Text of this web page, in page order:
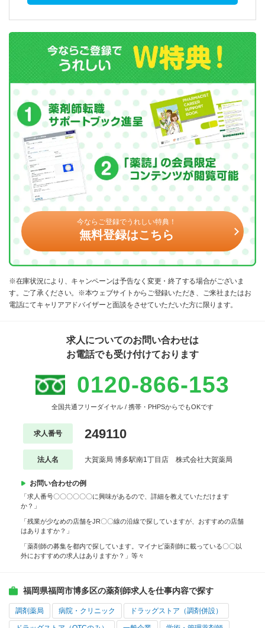
今ならご登録でうれしい特典！
無料登録はこちら
※在庫状況により、キャンペーンは予告なく変更・終了する場合がございま
す。ご了承ください。※本ウェブサイトからご登録いただき、ご来社またはお
電話にてキャリアアドバイザーと面談をさせていただいた方に限ります。
求人についてのお問い合わせは
お電話でも受け付けております
0120-866-153
全国共通フリーダイヤル / 携帯・PHPSからでもOKです
求人番号 249110
法人名 大賀薬局 博多駅南1丁目店 株式会社大賀薬局
お問い合わせの例
「求人番号〇〇〇〇〇〇に興味があるので、詳細を教えていただけます
か？」
「残業が少なめの店舗をJR〇〇線の沿線で探していますが、おすすめの店舗
はありますか？」
「薬剤師の募集を都内で探しています。マイナビ薬剤師に載っている〇〇以
外におすすめの求人はありますか？」等々
福岡県福岡市博多区の薬剤師求人を仕事内容で探す
調剤薬局 病院・クリニック ドラッグストア（調剤併設）